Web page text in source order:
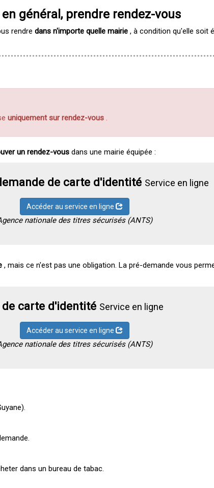
général, prendre rendez-vous
rendredans n'importe quelle mairie , à condition qu'elle soit
uniquement sur rendez-vous .
un rendez-vous dans une mairie équipée :
de carte d'identité Service en ligne
Accéder au service en ligne
nationale des titres sécurisés (ANTS)
, mais ce n'est pas une obligation. La pré-demande vous
carte d'identité Service en ligne
Accéder au service en ligne
nationale des titres sécurisés (ANTS)
dans un bureau de tabac.